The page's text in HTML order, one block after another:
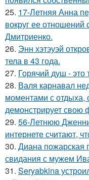
25. 17-Летняя Анна
вокруг ее
Дмитриенко.
26. Энн хэтэуэй
тела в 43 года.
27. Горячий душ - это
28. Валя карнавал
моментами с отдыха,
демонстрирует свою
29. 56-Летнюю
интернете считают,
30. Диана пожарская
свидания с мужем
31. Seryabkina